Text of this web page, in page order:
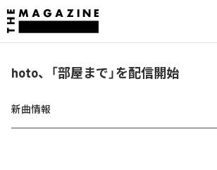
hoto、「部屋まで」を配信開始
新曲情報